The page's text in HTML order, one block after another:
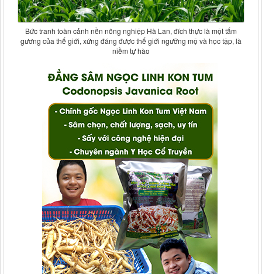
Bức tranh toàn cảnh nền nông nghiệp Hà Lan, đích thực là một tấm
gương của thế giới, xứng đáng được thế giới ngưỡng mộ và học tập, là
niềm tự hào